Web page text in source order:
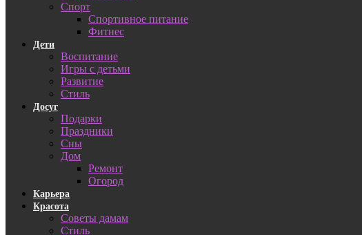
Спорт
Спортивное питание
Фитнес
Дети
Воспитание
Игры с детьми
Развитие
Стиль
Досуг
Подарки
Праздники
Сны
Дом
Ремонт
Огород
Карьера
Красота
Советы дамам
Стиль